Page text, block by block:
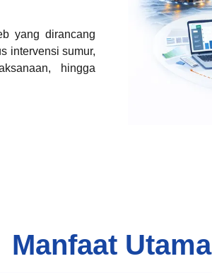
yang dirancang
intervensi sumur,
hingga
Manfaat Utama